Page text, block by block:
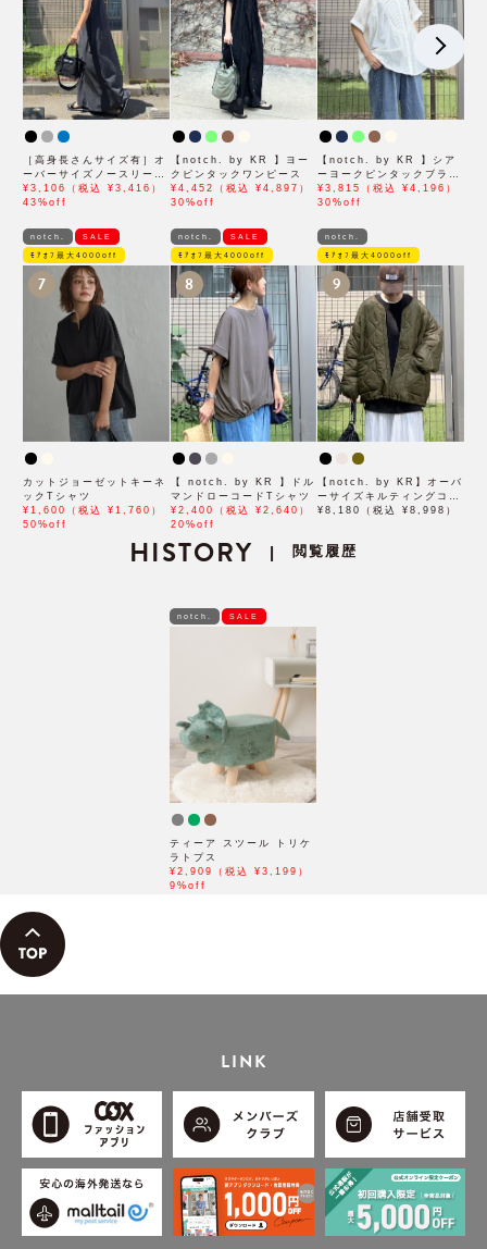
［高身長さんサイズ有］オ
ーバーサイズノースリーブ
ワンピース
¥3,106（税込 ¥3,416）
43%off
【notch. by KR 】ヨー
クピンタックワンピース
¥4,452（税込 ¥4,897）
30%off
【notch. by KR 】シア
ーヨークピンタックブラウ
ス
¥3,815（税込 ¥4,196）
30%off
notch. SALE
ﾓｱｵﾌ最大4000off
7
カットジョーゼットキーネ
ックTシャツ
¥1,600（税込 ¥1,760）
50%off
notch. SALE
ﾓｱｵﾌ最大4000off
8
【 notch. by KR 】ドル
マンドローコードTシャツ
¥2,400（税込 ¥2,640）
20%off
notch.
ﾓｱｵﾌ最大4000off
9
【notch. by KR】オーバ
ーサイズキルティングコー
ト
¥8,180（税込 ¥8,998）
HISTORY | 閲覧履歴
notch. SALE
ティーア スツール トリケ
ラトプス
¥2,909（税込 ¥3,199）
9%off
LINK